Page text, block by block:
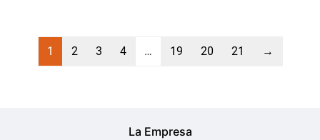
1 2 3 4 … 19 20 21 →
La Empresa